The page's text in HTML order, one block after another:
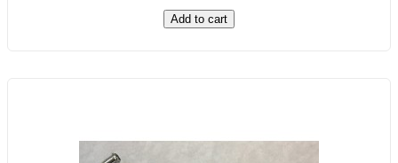
Add to cart